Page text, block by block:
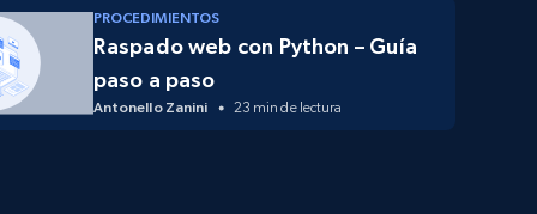
PROCEDIMIENTOS
Raspado web con Python – Guía
paso a paso
Antonello Zanini 23 min de lectura